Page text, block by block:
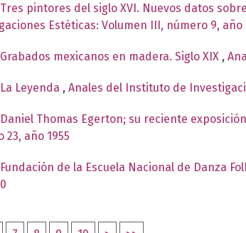
Tres pintores del siglo XVI. Nuevos datos
Estéticas: Volumen III, número 9, año
Grabados mexicanos en madera. Siglo XIX ,
La Leyenda , Anales del Instituto de
Daniel Thomas Egerton; su reciente
23, año 1955
Fundación de la Escuela Nacional de Danza